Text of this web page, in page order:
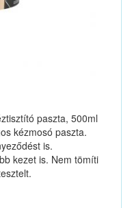
paszta, 500ml
kézmosó paszta.
is.
kezet is. Nem tömíti